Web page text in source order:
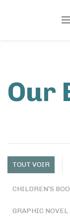
Our
TOUT VOIR
CHILDREN’S
GRAPHIC NOVEL